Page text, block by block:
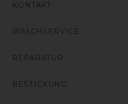
KONTAKT
WASCHSERVICE
REPARATUR
BESTICKUNG